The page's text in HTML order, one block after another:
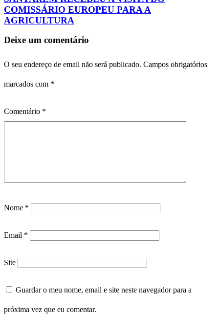
COMISSÁRIO EUROPEU PARA A
AGRICULTURA
Deixe um comentário
O seu endereço de email não será publicado. Campos obrigatórios
marcados com *
Comentário *
Nome *
Email *
Site
Guardar o meu nome, email e site neste navegador para a
próxima vez que eu comentar.